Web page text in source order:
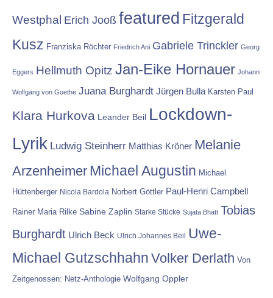
Westphal Erich Jooß featured Fitzgerald
Kusz Franziska Röchter Friedrich Ani Gabriele Trinckler Georg
Eggers Hellmuth Opitz Jan-Eike Hornauer Johann
Wolfgang von Goethe Juana Burghardt Jürgen Bulla Karsten Paul
Klara Hurkova Leander Beil Lockdown-
Lyrik Ludwig Steinherr Matthias Kröner Melanie
Arzenheimer Michael Augustin Michael
Hüttenberger Nicola Bardola Norbert Göttler Paul-Henri Campbell
Rainer Maria Rilke Sabine Zaplin Starke Stücke Sujata Bhatt Tobias
Burghardt Ulrich Beck Ulrich Johannes Beil Uwe-
Michael Gutzschhahn Volker Derlath Von
Zeitgenossen: Netz-Anthologie Wolfgang Oppler